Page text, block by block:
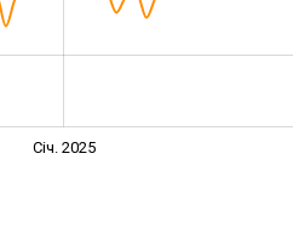
Січ. 2025